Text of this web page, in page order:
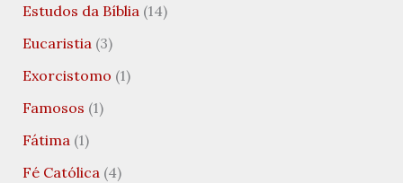
Estudos da Bíblia(14)
Eucaristia(3)
Exorcistomo (1)
Famosos (1)
Fátima(1)
Fé Católica(4)